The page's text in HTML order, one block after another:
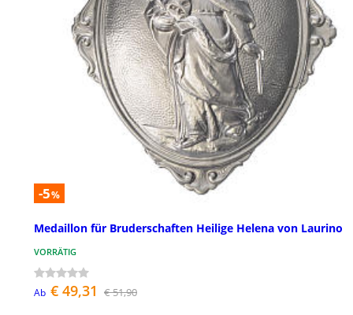
-5%
Medaillon für Bruderschaften Heilige Helena von Laurino
VORRÄTIG
Ab € 49,31 € 51,90